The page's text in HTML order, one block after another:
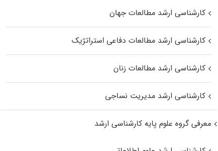
کارشناسی ارشد مطالعات جهان
کارشناسی ارشد مطالعات دفاعی استراتژیک
کارشناسی ارشد مطالعات زنان
کارشناسی ارشد مدیریت نساجی
معرفی گروه علوم پایه کارشناسی ارشد